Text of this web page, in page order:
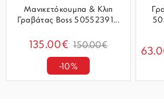
Μανικετόκουμπα & Κλιπ
Γραβάτας Boss 50552391...
135.00€ 150.00€
-10%